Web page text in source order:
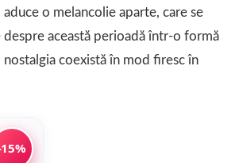
o melancolie aparte, care se
această perioadă într-o formă
coexistă în mod firesc în